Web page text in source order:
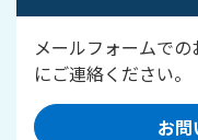
メールフォームで
にご連絡ください。
お問